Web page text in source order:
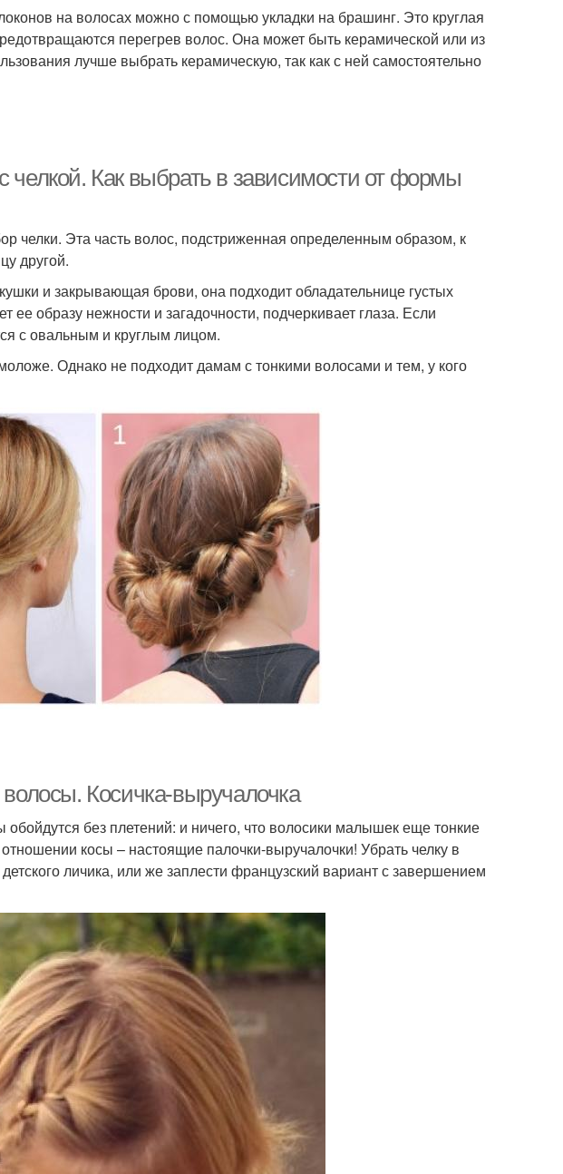
на волосах можно с помощью укладки на брашинг. Это круглая
перегрев волос. Она может быть керамической или из
лучше выбрать керамическую, так как с ней самостоятельно
челкой. Как выбрать в зависимости от формы
челки. Эта часть волос, подстриженная определенным образом, к
другой.
и закрывающая брови, она подходит обладательнице густых
ее образу нежности и загадочности, подчеркивает глаза. Если
с овальным и круглым лицом.
Однако не подходит дамам с тонкими волосами и тем, у кого
волосы. Косичка-выручалочка
обойдутся без плетений: и ничего, что волосики малышек еще тонкие
косы – настоящие палочки-выручалочки! Убрать челку в
личика, или же заплести французский вариант с завершением